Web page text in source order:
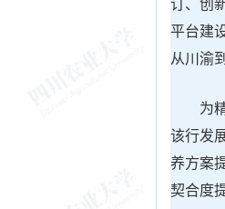
订、创
平台建
从川渝
为
该行发
养方案
契合度